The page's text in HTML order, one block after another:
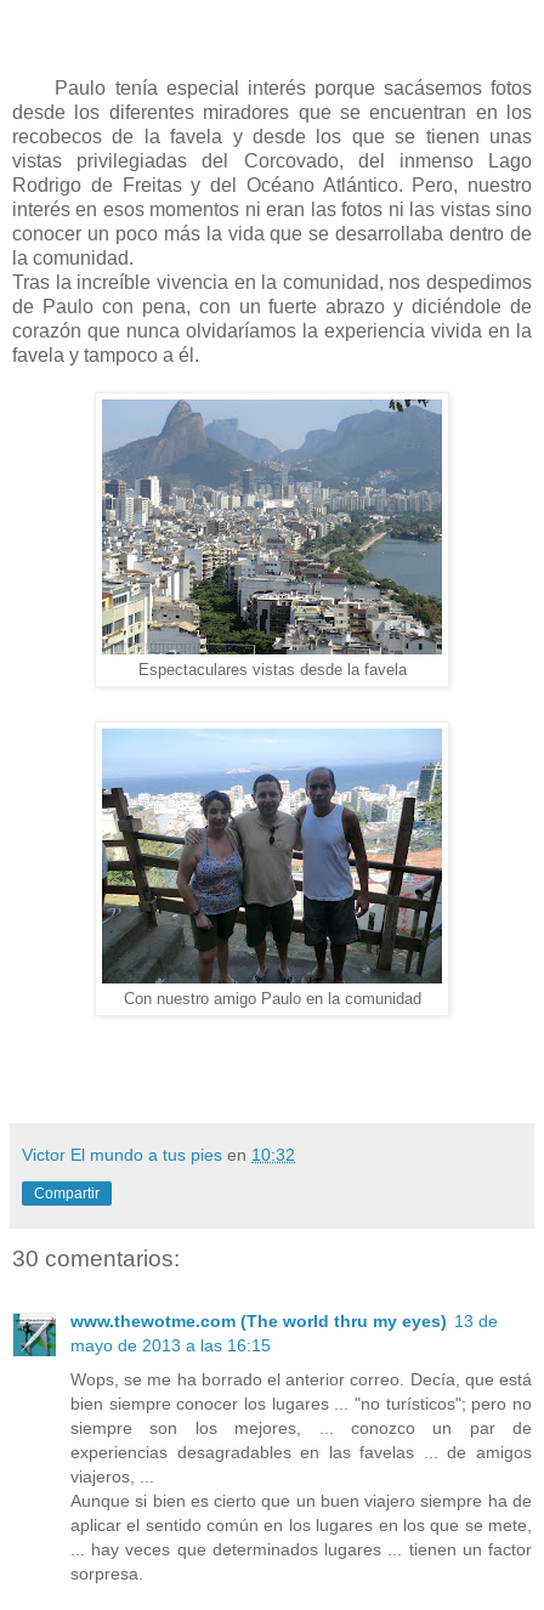
Paulo tenía especial interés porque sacásemos fotos
desde los diferentes miradores que se encuentran en los
recobecos de la favela y desde los que se tienen unas
vistas privilegiadas del Corcovado, del inmenso Lago
Rodrigo de Freitas y del Océano Atlántico. Pero, nuestro
interés en esos momentos ni eran las fotos ni las vistas sino
conocer un poco más la vida que se desarrollaba dentro de
la comunidad.
Tras la increíble vivencia en la comunidad, nos despedimos
de Paulo con pena, con un fuerte abrazo y diciéndole de
corazón que nunca olvidaríamos la experiencia vivida en la
favela y tampoco a él.
Espectaculares vistas desde la favela
Con nuestro amigo Paulo en la comunidad
Victor El mundo a tus pies en 10:32
Compartir
30 comentarios:
www.thewotme.com (The world thru my eyes) 13 de
mayo de 2013 a las 16:15
Wops, se me ha borrado el anterior correo. Decía, que está
bien siempre conocer los lugares ... "no turísticos"; pero no
siempre son los mejores, ... conozco un par de
experiencias desagradables en las favelas ... de amigos
viajeros, ...
Aunque si bien es cierto que un buen viajero siempre ha de
aplicar el sentido común en los lugares en los que se mete,
... hay veces que determinados lugares ... tienen un factor
sorpresa.